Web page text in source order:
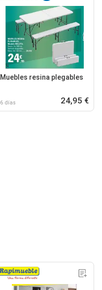
Muebles resina plegables
6 días 24,95 €